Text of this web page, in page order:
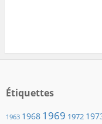
Étiquettes
1963 1968 1969 1972